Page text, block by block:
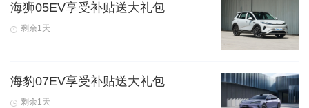
海狮05EV享受补贴送大礼包
剩余1天
海豹07EV享受补贴送大礼包
剩余1天